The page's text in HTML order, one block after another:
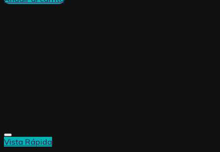
Vista Rápida